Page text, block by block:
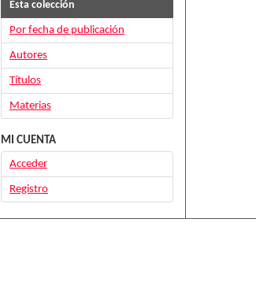
Esta colección
Por fecha de publicación
Autores
Títulos
Materias
MI CUENTA
Acceder
Registro